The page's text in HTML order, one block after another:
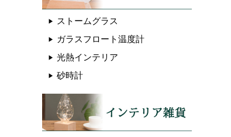
ストームグラス
ガラスフロート温度計
光熱インテリア
砂時計